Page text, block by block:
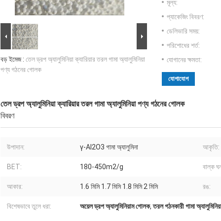
বড় ইমেজ : তেল ড্রপ অ্যালুমিনিয়া ক্যারিয়ার তরল গামা অ্যালুমিনিয়া
পণ্য গঠনের গোলক
মূল্য:
প্যাকেজিং বিবরণ:
ডেলিভারি সময়:
পরিশোধের শর্ত:
যোগানের ক্ষমতা:
যোগাযোগ
তেল ড্রপ অ্যালুমিনিয়া ক্যারিয়ার তরল গামা অ্যালুমিনিয়া পণ্য গঠনের গোলক
বিবরণ
উপাদান: γ-Al2O3 গামা অ্যালুমিনা আকৃতি:
BET: 180-450m2/g বাল্ক
আকার: 1.6 মিমি 1.7 মিমি 1.8 মিমি 2 মিমি রঙ:
বিশেষভাবে তুলে ধরা: অয়েল ড্রপ অ্যালুমিনিয়াম গোলক,তরল গঠনকারী গামা